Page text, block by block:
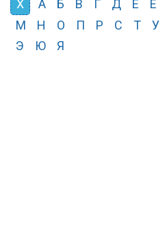
Х А Б В Г Д Е Ё
М
Н О П Р С Т У
Э
Ю Я